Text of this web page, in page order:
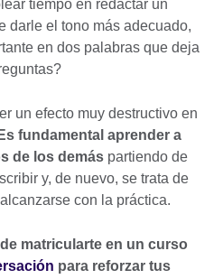
tiempo en redactar un
darle el tono más adecuado,
en dos palabras que deja
un efecto muy destructivo en
Es fundamental aprender a
de los demás partiendo de
y, de nuevo, se trata de
con la práctica.
matricularte en un curso
para reforzar tus